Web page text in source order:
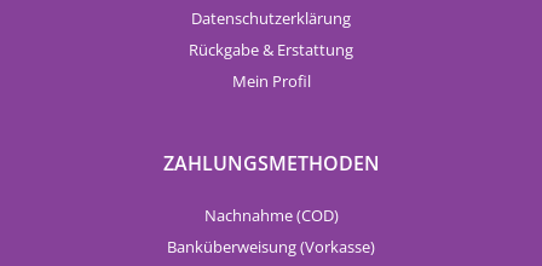
Datenschutzerklärung
Rückgabe & Erstattung
Mein Profil
ZAHLUNGSMETHODEN
Nachnahme (COD)
Banküberweisung (Vorkasse)